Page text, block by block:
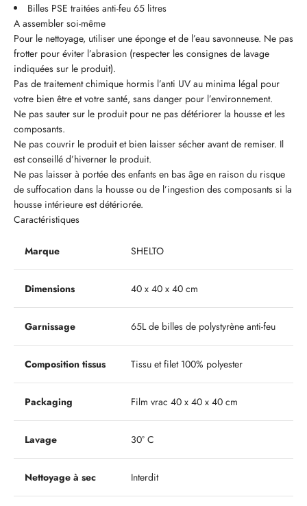
Billes PSE traitées anti-feu 65 litres
A assembler soi-même
Pour le nettoyage, utiliser une éponge et de l’eau savonneuse. Ne pas
frotter pour éviter l’abrasion (respecter les consignes de lavage
indiquées sur le produit).
Pas de traitement chimique hormis l’anti UV au minima légal pour
votre bien être et votre santé, sans danger pour l’environnement.
Ne pas sauter sur le produit pour ne pas détériorer la housse et les
composants.
Ne pas couvrir le produit et bien laisser sécher avant de remiser. Il
est conseillé d’hiverner le produit.
Ne pas laisser à portée des enfants en bas âge en raison du risque
de suffocation dans la housse ou de l’ingestion des composants si la
housse intérieure est détériorée.
Caractéristiques
Marque SHELTO
Dimensions 40 x 40 x 40 cm
Garnissage 65L de billes de polystyrène anti-feu
Composition tissus Tissu et filet 100% polyester
Packaging Film vrac 40 x 40 x 40 cm
Lavage 30° C
Nettoyage à sec Interdit